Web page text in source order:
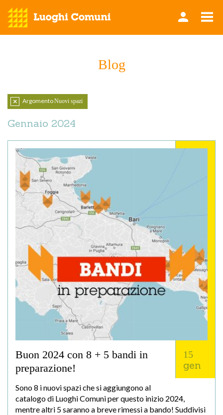
Blog
ArgomentoNuovi spazi
Azzera
filtro
Gennaio 2024
15
gen
Buon 2024 con 8 + 5 bandi in
preparazione!
Sono 8 i nuovi spazi che si aggiungono al
catalogo di Luoghi Comuni per questo inizio 2024,
mentre altri 5 saranno a breve rimessi a bando! Suddivisi